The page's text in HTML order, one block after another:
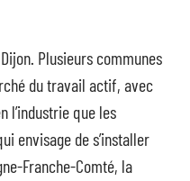
Plusieurs communes
du travail actif, avec
l’industrie que les
envisage de s’installer
Franche-Comté, la